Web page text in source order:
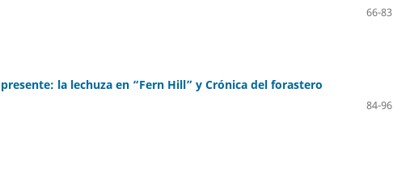
66-83
la lechuza en “Fern Hill” y Crónica del forastero
84-96